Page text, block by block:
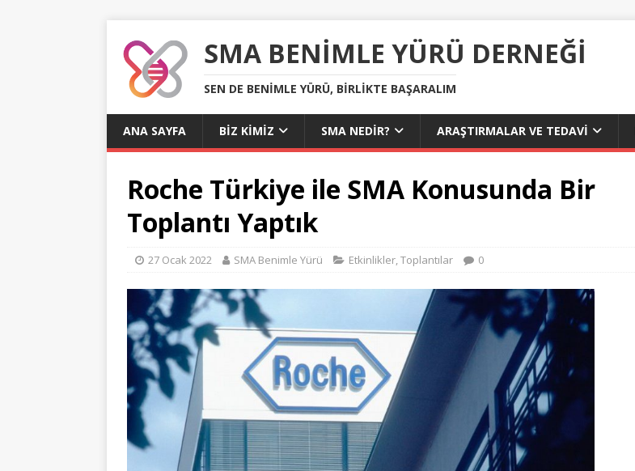
SMA BENIMLE YÜRÜ DERNEĞI
SEN DE BENIMLE YÜRÜ, BIRLIKTE BAŞARALIM
ANA SAYFA BIZ KIMIZ SMA NEDIR? ARAŞTIRMALAR VE TEDAVI
Roche Türkiye ile SMA Konusunda Bir
Toplantı Yaptık
27 Ocak 2022 SMA Benimle Yürü Etkinlikler,Toplantılar 0